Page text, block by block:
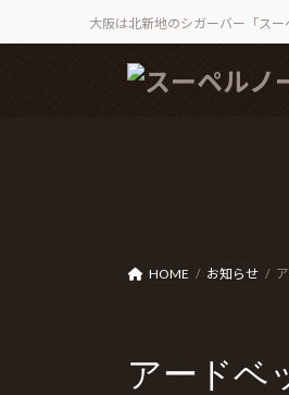
大阪は北新地のシガーバー「ス
HOME お知らせ
アードベ